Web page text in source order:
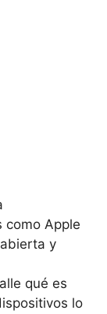
como Apple
y
qué es
lo